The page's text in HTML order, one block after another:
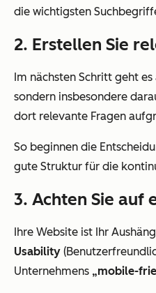
die wichtigsten
2. Erstellen Sie
Im nächsten Schritt geht
sondern insbesondere
dort relevante Fragen
So beginnen die
gute Struktur für die
3. Achten Sie
Ihre Website ist Ihr
Usability
Unternehmens „mobile-